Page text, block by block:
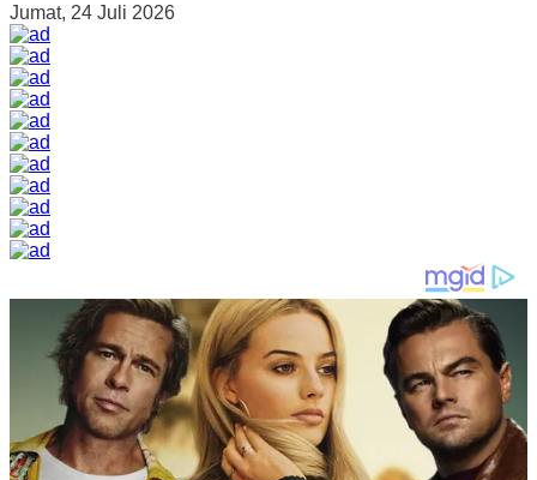
Jumat, 24 Juli 2026